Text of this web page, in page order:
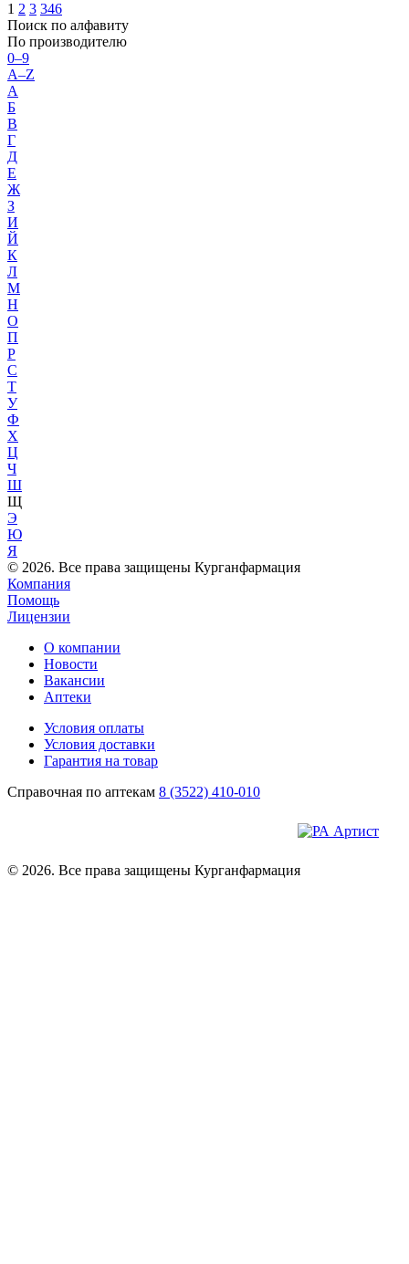
1 2 3 346
Поиск по алфавиту
По производителю
0–9
A–Z
А
Б
В
Г
Д
Е
Ж
З
И
Й
К
Л
М
Н
О
П
Р
С
Т
У
Ф
Х
Ц
Ч
Ш
Щ
Э
Ю
Я
© 2026. Все права защищены Курганфармация
Компания
Помощь
Лицензии
О компании
Новости
Вакансии
Аптеки
Условия оплаты
Условия доставки
Гарантия на товар
Справочная по аптекам 8 (3522) 410-010
© 2026. Все права защищены Курганфармация